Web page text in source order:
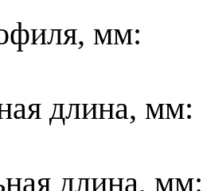
мм:
длина, мм:
длина, мм: